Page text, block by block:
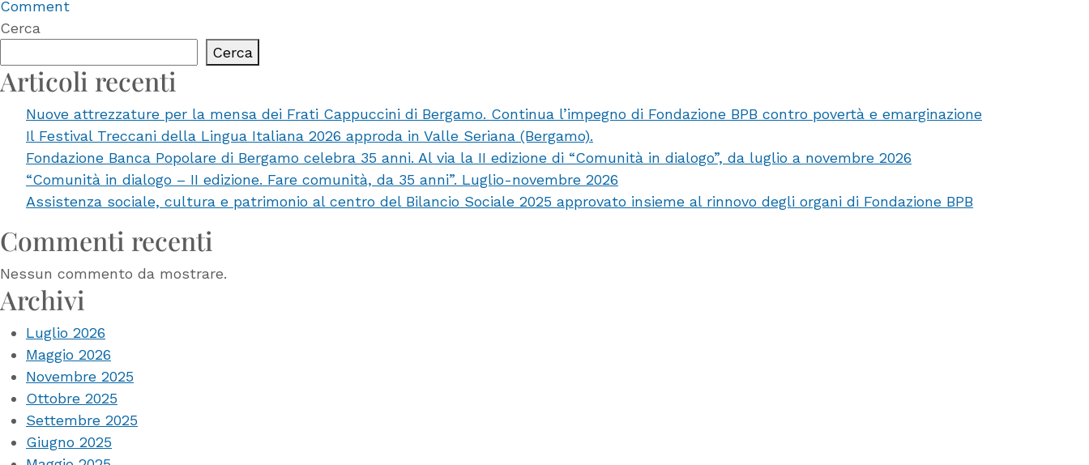
Commenton
2022,
da
Fondazione
Bpb
10
mila
euro
Cre
bergamaschi
per
la
promozione
dello
sport
insieme
al
CSI
Cerca
Cerca
Articoli recenti
Nuove attrezzature per la mensa dei Frati Cappuccini di Bergamo. Continua l’impegno di Fondazione BPB contro povertà e emarginazione
Il Festival Treccani della Lingua Italiana 2026 approda in Valle Seriana (Bergamo).
Fondazione Banca Popolare di Bergamo celebra 35 anni. Al via la II edizione di “Comunità in dialogo”, da luglio a novembre 2026
“Comunità in dialogo – II edizione. Fare comunità, da 35 anni”. Luglio-novembre 2026
Assistenza sociale, cultura e patrimonio al centro del Bilancio Sociale 2025 approvato insieme al rinnovo degli organi di Fondazione BPB
Commenti recenti
Nessun commento da mostrare.
Archivi
Luglio 2026
Maggio 2026
Novembre 2025
Ottobre 2025
Settembre 2025
Giugno 2025